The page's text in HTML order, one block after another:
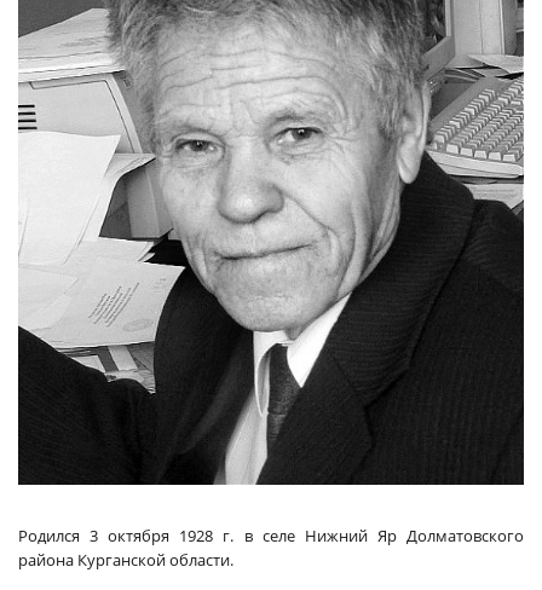
Родился 3 октября 1928 г. в селе Нижний Яр Долматовского
района Курганской области.